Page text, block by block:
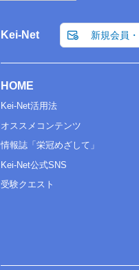
Kei-Net 新規会員
HOME
Kei-Net活用法
オススメコンテンツ
情報誌「栄冠めざして」
Kei-Net公式SNS
受験クエスト